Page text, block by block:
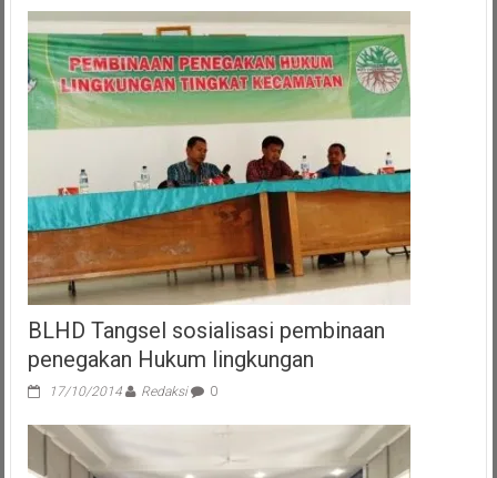
Disambut
Meriah
di
Pembukaan
Apel
2024
BLHD Tangsel sosialisasi pembinaan
penegakan Hukum lingkungan
17/10/2014 Redaksi 0